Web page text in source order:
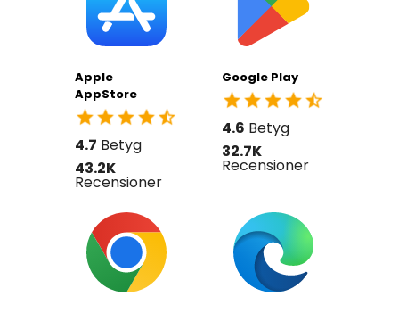
Apple
AppStore
4.7 Betyg
43.2K
Recensioner
Google Play
4.6 Betyg
32.7K
Recensioner